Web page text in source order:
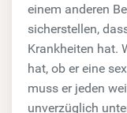
einem anderen
sicherstellen,
Krankheiten hat.
hat, ob er eine
muss er jeden
unverzüglich